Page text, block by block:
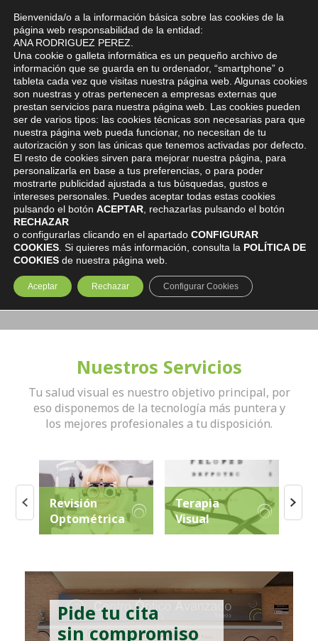
0
Nuestros Servicios
Tu salud visual es nuestro objetivo principal, por
eso disponemos de la tecnología más puntera y
los mejores profesionales a tu disposición.
Revisión
Optométrica
Terapia
Visual
Pide tu cita
sin compromiso
Bienvenida/o a la información básica sobre las cookies de la
página web responsabilidad de la entidad:
ANA RODRIGUEZ PEREZ.
Una cookie o galleta informática es un pequeño archivo de
información que se guarda en tu ordenador, “smartphone” o
tableta cada vez que visitas nuestra página web. Algunas cookies
son nuestras y otras pertenecen a empresas externas que
prestan servicios para nuestra página web. Las cookies pueden
ser de varios tipos: las cookies técnicas son necesarias para que
nuestra página web pueda funcionar, no necesitan de tu
autorización y son las únicas que tenemos activadas por defecto.
El resto de cookies sirven para mejorar nuestra página, para
personalizarla en base a tus preferencias, o para poder
mostrarte publicidad ajustada a tus búsquedas, gustos e
intereses personales. Puedes aceptar todas estas cookies
pulsando el botón ACEPTAR , rechazarlas pulsando el botón
RECHAZAR
o configurarlas clicando en el apartado CONFIGURAR
COOKIES . Si quieres más información, consulta la POLÍTICA DE
COOKIES de nuestra página web.
Aceptar Rechazar Configurar Cookies